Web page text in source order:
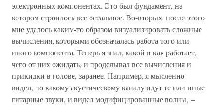
электронных компонентах. Это был фундамент, на
котором строилось все остальное. Во-вторых, после этого
мне удалось каким-то образом визуализировать сложные
вычисления, которыми обозначалась работа того или
иного компонента. Теперь я знал, какой и как работает,
чего от них ожидать, и проделывал все вычисления и
прикидки в голове, заранее. Например, я мысленно
видел, по какому акустическому каналу идут те или иные
гитарные звуки, и видел модифицированные волны, –